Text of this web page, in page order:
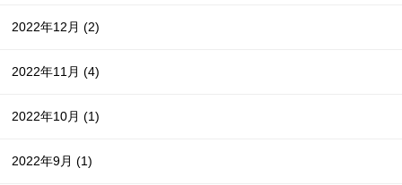
2022年12月(2)
2022年11月(4)
2022年10月(1)
2022年9月(1)